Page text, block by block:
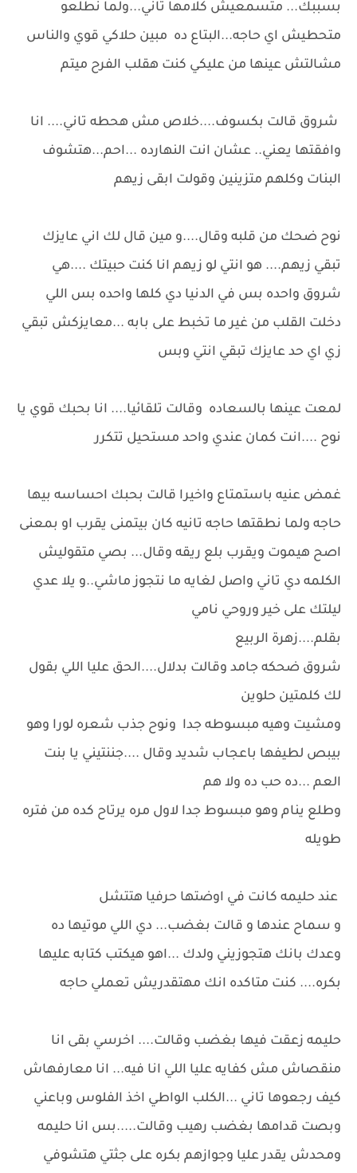
بسببك... متسمعيش كلامها تاني...ولما نطلعو
متحطيش اي حاجه...البتاع ده مبين حلاكي قوي والناس
مشالتش عينها من عليكي كنت هقلب الفرح ميتم
شروق قالت بكسوف....خلاص مش هحطه تاني.... انا
وافقتها يعني.. عشان انت النهارده ...احم...هتشوف
البنات وكلهم متزينين وقولت ابقى زيهم
نوح ضحك من قلبه وقال....و مين قال لك اني عايزك
تبقي زيهم.... هو انتي لو زيهم انا كنت حبيتك ....هي
شروق واحده بس في الدنيا دي كلها واحده بس اللي
دخلت القلب من غير ما تخبط على بابه ...معايزكش تبقي
زي اي حد عايزك تبقي انتي وبس
لمعت عينها بالسعاده وقالت تلقائيا.... انا بحبك قوي يا
نوح ....انت كمان عندي واحد مستحيل تتكرر
غمض عنيه باستمتاع واخيرا قالت بحبك احساسه بيها
حاجه ولما نطقتها حاجه تانيه كان بيتمنى يقرب او بمعنى
اصح هيموت ويقرب بلع ريقه وقال... بصي متقوليش
الكلمه دي تاني واصل لغايه ما نتجوز ماشي..و يلا عدي
ليلتك على خير وروحي نامي
بقلم....زهرة الربيع
شروق ضحكه جامد وقالت بدلال....الحق عليا اللي بقول
لك كلمتين حلوين
ومشيت وهيه مبسوطه جدا ونوح جذب شعره لورا وهو
بيبص لطيفها باعجاب شديد وقال ....جننتيني يا بنت
العم ...ده حب ده ولا هم
وطلع ينام وهو مبسوط جدا لاول مره يرتاح كده من فتره
طويله
عند حليمه كانت في اوضتها حرفيا هتتشل
و سماح عندها و قالت بغضب... دي اللي موتيها ده
وعدك بانك هتجوزيني ولدك ...اهو هيكتب كتابه عليها
بكره.... كنت متاكده انك مهتقدريش تعملي حاجه
حليمه زعقت فيها بغضب وقالت.... اخرسي بقى انا
منقصاش مش كفايه عليا اللي انا فيه... انا معارفهاش
كيف رجعوها تاني ...الكلب الواطي اخذ الفلوس وباعني
وبصت قدامها بغضب رهيب وقالت.....بس انا حليمه
ومحدش يقدر عليا وجوازهم بكره على جثتي هتشوفي